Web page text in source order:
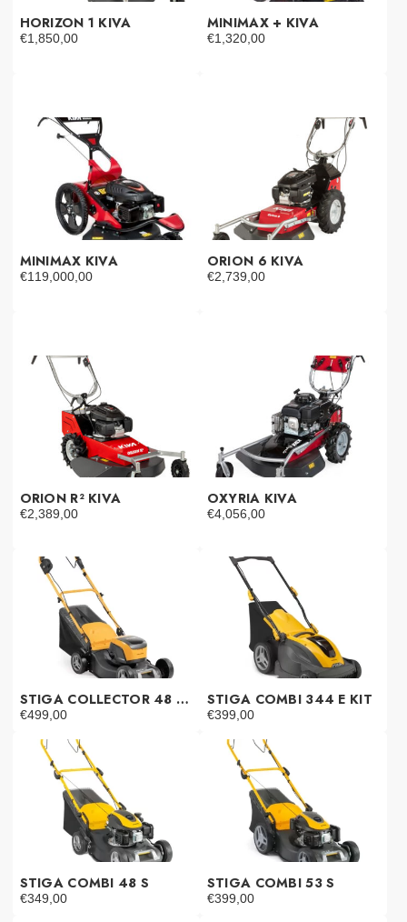
HORIZON 1 KIVA
€1,850,00
MINIMAX + KIVA
€1,320,00
MINIMAX KIVA
€119,000,00
ORION 6 KIVA
€2,739,00
ORION R² KIVA
€2,389,00
OXYRIA KIVA
€4,056,00
STIGA COLLECTOR 48 S AE KIT
€499,00
STIGA COMBI 344 E KIT
€399,00
STIGA COMBI 48 S
€349,00
STIGA COMBI 53 S
€399,00